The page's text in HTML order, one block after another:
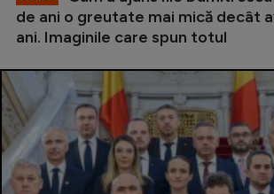
de ani o greutate mai mică decât
ani. Imaginile care spun totul